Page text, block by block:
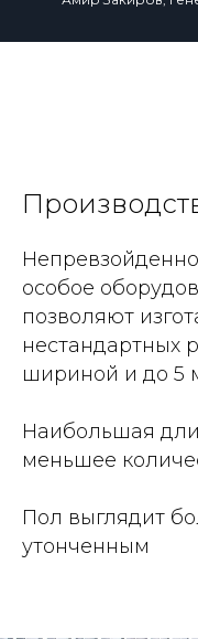
особое
позволяют
нестандартных
шириной и до 5
Наибольшая
меньшее
Пол выглядит
утонченным